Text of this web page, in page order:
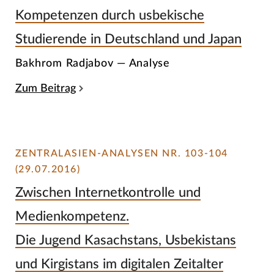
Kompetenzen durch usbekische
Studierende in Deutschland und Japan
Bakhrom Radjabov — Analyse
Zum Beitrag
ZENTRALASIEN-ANALYSEN NR. 103-104
(29.07.2016)
Zwischen Internetkontrolle und
Medienkompetenz.
Die Jugend Kasachstans, Usbekistans
und Kirgistans im digitalen Zeitalter